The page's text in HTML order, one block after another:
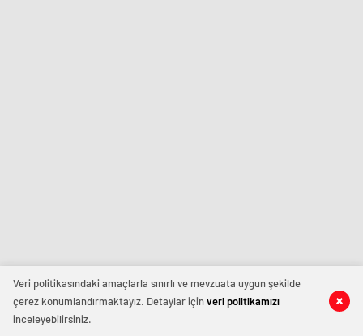
Veri politikasındaki amaçlarla sınırlı ve mevzuata uygun şekilde
çerez konumlandırmaktayız. Detaylar içinveri politikamızı
inceleyebilirsiniz.